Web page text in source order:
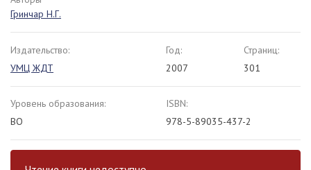
Гринчар Н.Г.
Издательство:
УМЦ ЖДТ
Год:
2007
Страниц:
301
Уровень образования:
ВО
ISBN:
978-5-89035-437-2